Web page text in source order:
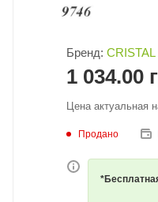
Бренд: CRISTAL
1 034.00
Цена актуальная
Продано